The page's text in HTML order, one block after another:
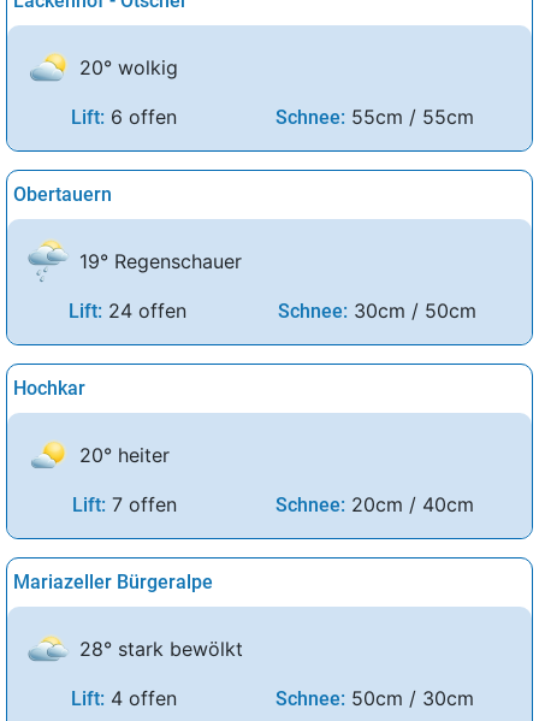
20° wolkig
Lift: 6 offen Schnee: 55cm / 55cm
Obertauern
19° Regenschauer
Lift: 24 offen Schnee: 30cm / 50cm
Hochkar
20° heiter
Lift: 7 offen Schnee: 20cm / 40cm
Mariazeller Bürgeralpe
28° stark bewölkt
Lift: 4 offen Schnee: 50cm / 30cm